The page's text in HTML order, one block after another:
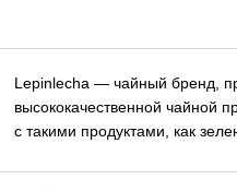
Lepinlecha — чайный бренд,
высококачественной чайной
с такими продуктами, как